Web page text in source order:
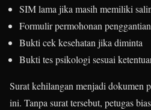
SIM lama jika masih memiliki
Formulir permohonan
Bukti cek kesehatan jika diminta
Bukti tes psikologi sesuai
Surat kehilangan menjadi dokumen
ini. Tanpa surat tersebut, petugas